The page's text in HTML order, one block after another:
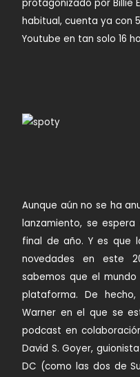
protagonizado por Billie
habitual, cuenta ya con
Youtube en tan solo 16
Aunque aún no se ha
lanzamiento, se
final de año. Y es que
novedades en este
sabemos que el
plataforma. De
Warner en el que se
podcast en
David S. Goyer,
DC (como las dos de